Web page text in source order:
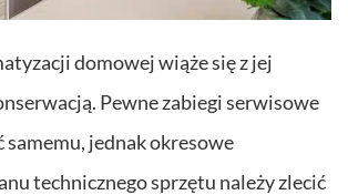
domowej wiąże się z jej
Pewne zabiegi serwisowe
samemu, jednak okresowe
technicznego sprzętu należy zlecić